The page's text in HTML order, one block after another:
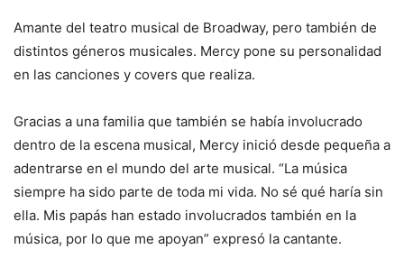
Amante del teatro musical de Broadway, pero también de
distintos géneros musicales. Mercy pone su personalidad
en las canciones y covers que realiza.
Gracias a una familia que también se había involucrado
dentro de la escena musical, Mercy inició desde pequeña a
adentrarse en el mundo del arte musical. “La música
siempre ha sido parte de toda mi vida. No sé qué haría sin
ella. Mis papás han estado involucrados también en la
música, por lo que me apoyan” expresó la cantante.